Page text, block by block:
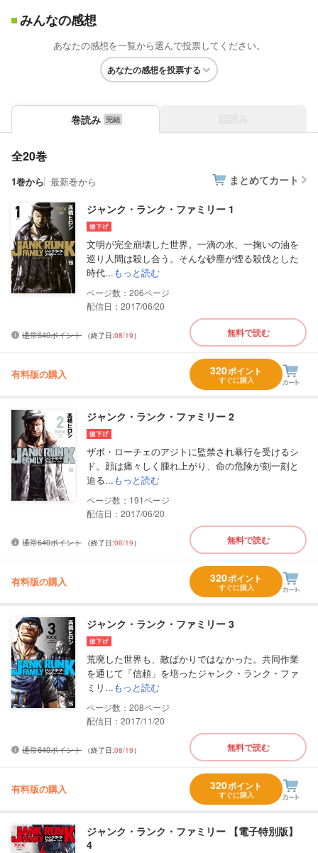
みんなの感想
あなたの感想を一覧から選んで投票してください。
あなたの感想を投票する
巻読み
全20巻
1巻から 最新巻から まとめてカート
ジャンク・ランク・ファミリー 1
文明が完全崩壊した世界。一滴の水、一掬いの油を
巡り人間は殺し合う。そんな砂塵が煙る殺伐とした
時代...もっと読む
206
配信日：2017/06/20
通常640ポイント （終了日:08/19） 無料で読む
有料版の購入 320ポイント
すぐに購入
ジャンク・ランク・ファミリー 2
ザボ・ローチェのアジトに監禁され暴行を受けるシ
ド。顔は痛々しく腫れ上がり、命の危険が刻一刻と
迫る...もっと読む
191
配信日：2017/06/20
通常640ポイント （終了日:08/19） 無料で読む
有料版の購入 320ポイント
すぐに購入
ジャンク・ランク・ファミリー 3
荒廃した世界も、敵ばかりではなかった。共同作業
を通じて「信頼」を培ったジャンク・ランク・ファ
ミリ...もっと読む
208
配信日：2017/11/20
通常640ポイント （終了日:08/19） 無料で読む
有料版の購入 320ポイント
すぐに購入
ジャンク・ランク・ファミリー 【電子特別版】
4